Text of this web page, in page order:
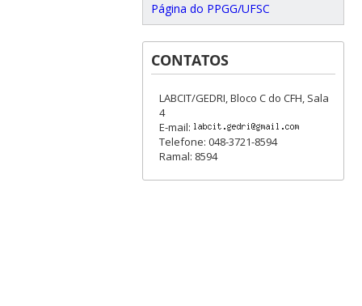
Página do PPGG/UFSC
CONTATOS
LABCIT/GEDRI, Bloco C do CFH, Sala
4
E-mail:
Telefone: 048-3721-8594
Ramal: 8594